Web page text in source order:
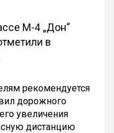
М-4 „Дон“
в
рекомендуется
дорожного
увеличения
дистанцию